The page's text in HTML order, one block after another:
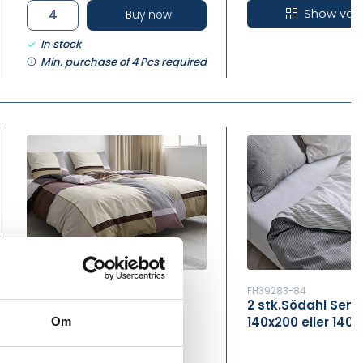
Om
Buy now
In stock
Min. purchase of 4 Pcs required
Show
2 Stk.Södahl Sengetøj,
Rosewood 140X200 Cm
FH39283-84
2 stk.Södahl
140x200 eller 140